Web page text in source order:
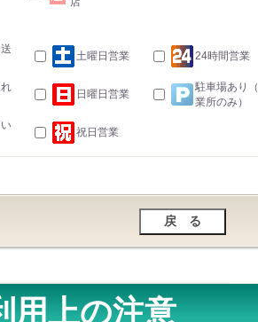
土曜日営業 24時間営業
日曜日営業
駐車場あり
業所のみ）
祝日営業
用上の注意